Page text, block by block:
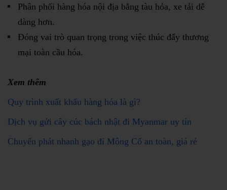
Phân phối hàng hóa nội địa bằng tàu hỏa, xe tải dễ
dàng hơn.
Đóng vai trò quan trọng trong việc thúc đẩy thương
mại toàn cầu hóa.
Xem thêm
Quy trình xuất khẩu hàng hóa là gì?
Dịch vụ gửi cây cúc bách nhật đi Myanmar uy tín
Chuyển phát nhanh gạo đi Mông Cổ an toàn, giá rẻ